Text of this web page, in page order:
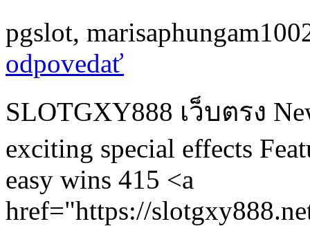
pgslot,
odpovedať
SLOTGXY888 เว็บตรง
exciting special effects
easy wins 415 <a
href="https://